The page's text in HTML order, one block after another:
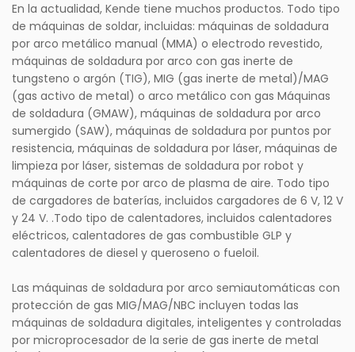
En la actualidad, Kende tiene muchos productos. Todo tipo
de máquinas de soldar, incluidas: máquinas de soldadura
por arco metálico manual (MMA) o electrodo revestido,
máquinas de soldadura por arco con gas inerte de
tungsteno o argón (TIG), MIG (gas inerte de metal)/MAG
(gas activo de metal) o arco metálico con gas Máquinas
de soldadura (GMAW), máquinas de soldadura por arco
sumergido (SAW), máquinas de soldadura por puntos por
resistencia, máquinas de soldadura por láser, máquinas de
limpieza por láser, sistemas de soldadura por robot y
máquinas de corte por arco de plasma de aire. Todo tipo
de cargadores de baterías, incluidos cargadores de 6 V, 12 V
y 24 V. .Todo tipo de calentadores, incluidos calentadores
eléctricos, calentadores de gas combustible GLP y
calentadores de diesel y queroseno o fueloil.
Las máquinas de soldadura por arco semiautomáticas con
protección de gas MIG/MAG/NBC incluyen todas las
máquinas de soldadura digitales, inteligentes y controladas
por microprocesador de la serie de gas inerte de metal